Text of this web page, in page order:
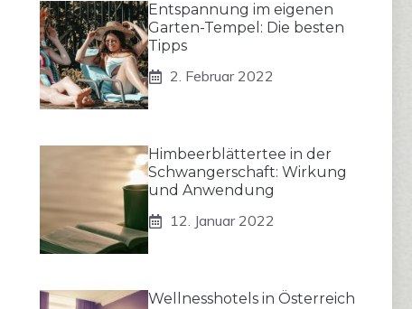
Entspannung im eigenen
Garten-Tempel: Die besten
Tipps
2. Februar 2022
Himbeerblättertee in der
Schwangerschaft: Wirkung
und Anwendung
12. Januar 2022
Wellnesshotels in Österreich